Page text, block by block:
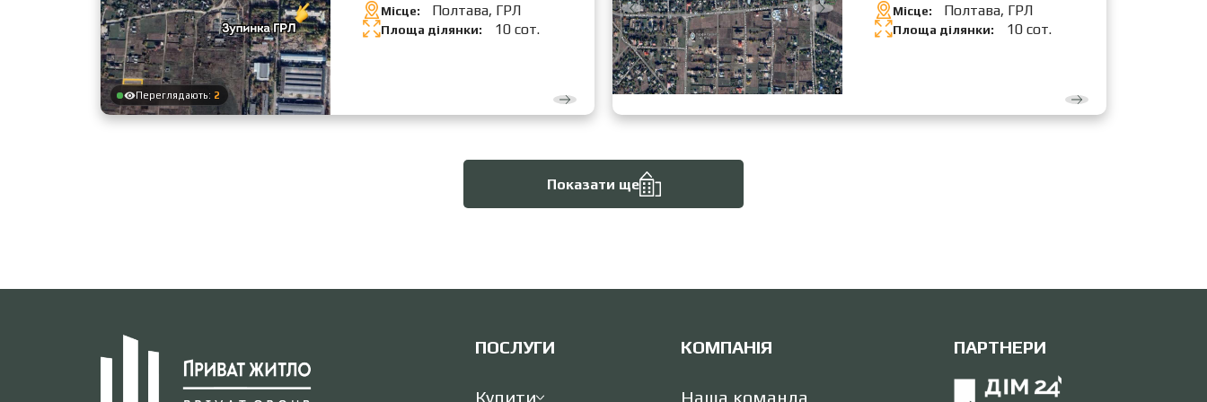
Переглядають: 2
Місце: Полтава, ГРЛ
Площа ділянки: 10 сот.
Місце: Полтава, ГРЛ
Площа ділянки: 10 сот.
Показати ще
ПОСЛУГИ
Купити
КОМПАНІЯ
Наша команда
ПАРТНЕРИ